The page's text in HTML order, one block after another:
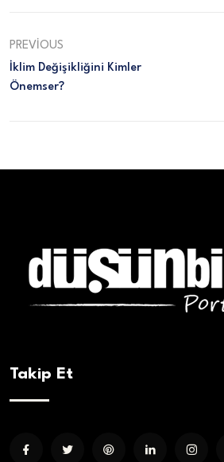
PREVIOUS
İklim Değişikliğini Kimler
Önemser?
Takip Et